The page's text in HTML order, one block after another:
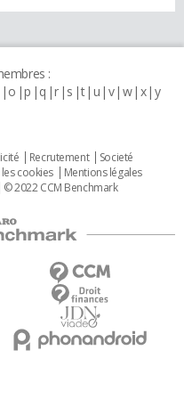
:
o p q r s t u v w x y
Recrutement
Societé
cookies
Mentions légales
© 2022 CCM Benchmark